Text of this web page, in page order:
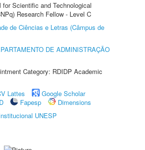
for Scientific and Technological
Research Fellow - Level C
de Ciências e Letras (Câmpus de
DE ADMINISTRAÇÃO
Category: RDIDP Academic
Lattes
Google Scholar
Fapesp
Dimensions
UNESP